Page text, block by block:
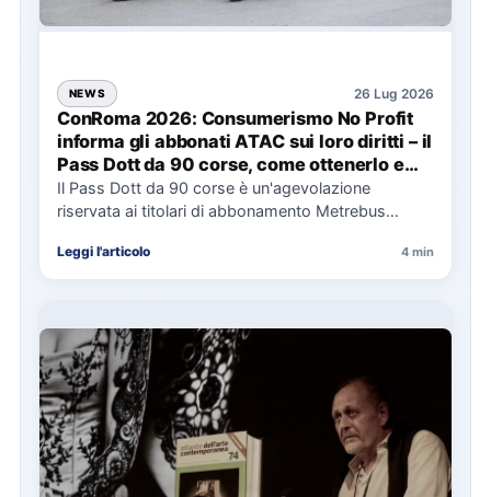
NEWS 26 Lug 2026
ConRoma 2026: Consumerismo No Profit
informa gli abbonati ATAC sui loro diritti – il
Pass Dott da 90 corse, come ottenerlo e
cosa spetta in caso di disservizi
Il Pass Dott da 90 corse è un'agevolazione
riservata ai titolari di abbonamento Metrebus
Leggi l'articolo 4 min